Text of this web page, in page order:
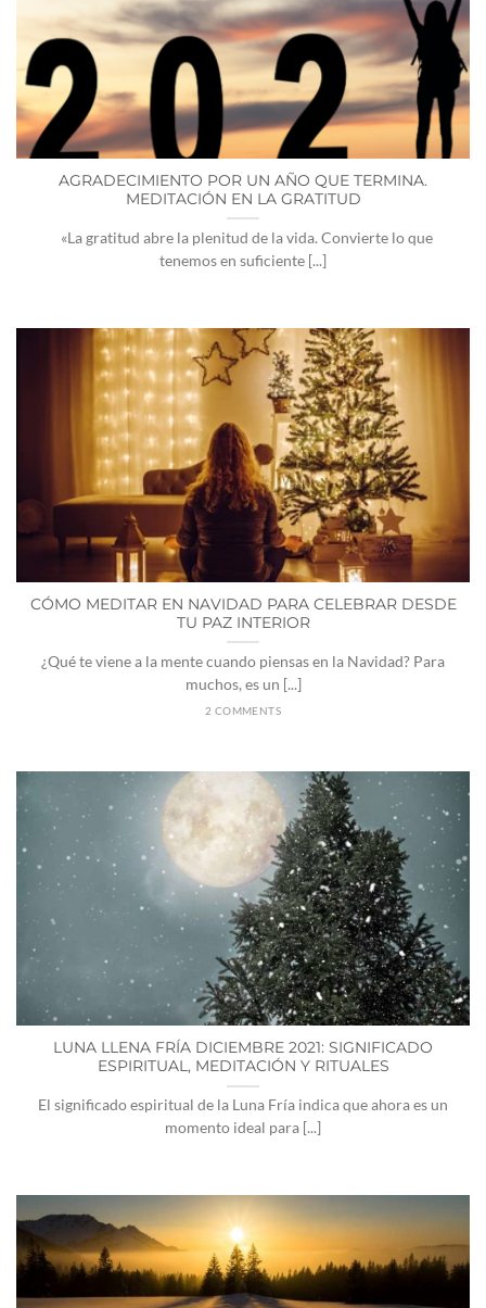
AGRADECIMIENTO POR UN AÑO QUE TERMINA.
MEDITACIÓN EN LA GRATITUD
«La gratitud abre la plenitud de la vida. Convierte lo que
tenemos en suficiente [...]
CÓMO MEDITAR EN NAVIDAD PARA CELEBRAR DESDE
TU PAZ INTERIOR
¿Qué te viene a la mente cuando piensas en la Navidad? Para
muchos, es un [...]
2 COMMENTS
LUNA LLENA FRÍA DICIEMBRE 2021: SIGNIFICADO
ESPIRITUAL, MEDITACIÓN Y RITUALES
El significado espiritual de la Luna Fría indica que ahora es un
momento ideal para [...]